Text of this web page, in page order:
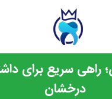
راهی سریع برای
درخشان